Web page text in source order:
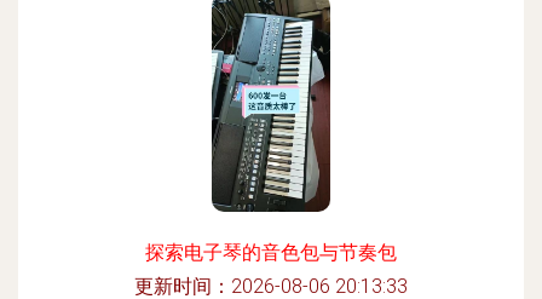
探索电子琴的音色包与节奏包
更新时间：2026-08-06 20:13:33